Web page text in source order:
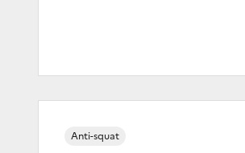
Anti-squat